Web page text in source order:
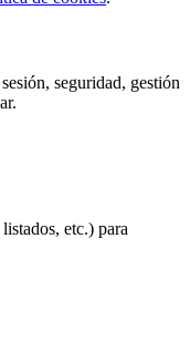
seguridad, gestión
etc.) para